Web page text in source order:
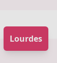
Lourdes